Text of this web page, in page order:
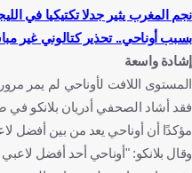
نجم المغرب يثير جدلا تكتيكيا في
بسبب أوناحي.. تحذير كتالوني غير
إشادة واسعة
المستوى اللافت لأوناحي لم يمر مرور
فقد أشاد الصحفي أدريان بلانكو في
مؤكدًا أن أوناحي يعد من بين أفضل
وقال بلانكو: "أوناحي أحد أفضل